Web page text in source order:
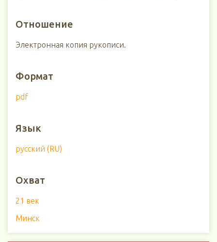
Отношение
Электронная копия рукописи.
Формат
pdf
Язык
русский (RU)
Охват
21 век
Минск